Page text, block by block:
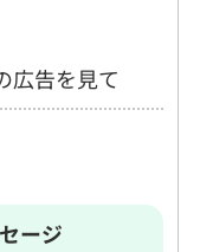
広告を見て
ージ